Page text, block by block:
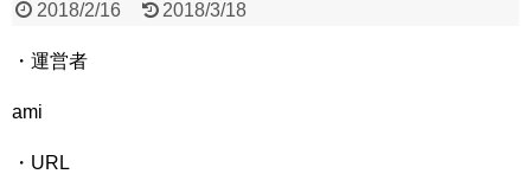
2018/2/16 2018/3/18
・運営者
ami
・URL